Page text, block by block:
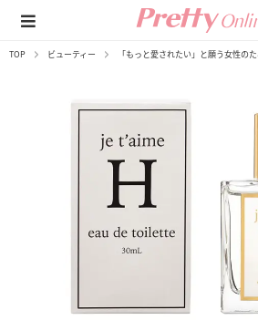
TOP ビューティー 「もっと愛されたい」と願う女性の